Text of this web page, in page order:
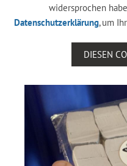
widersprochen
Datenschutzerklärung, um
DIESEN